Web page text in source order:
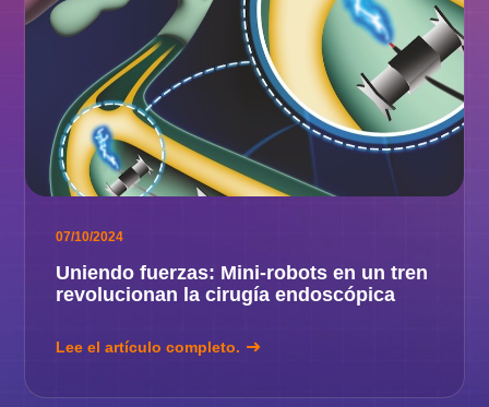
07/10/2024
Uniendo fuerzas: Mini-robots en un tren
revolucionan la cirugía endoscópica
Lee el artículo completo.